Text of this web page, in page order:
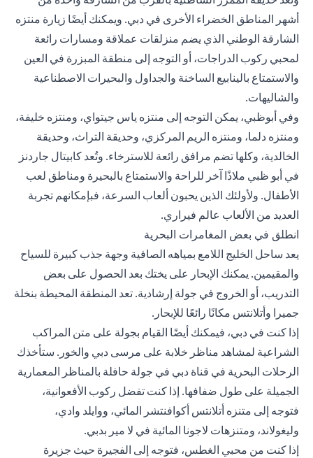
أشهر المناطق الخضراء الأخرى في دبي. ويمكنك أيضًا زيارة منتزه
الشارقة الوطني الذي يضم منزلقات عملاقة ومسارات رائعة
لمحبي ركوب الدراجات، أو التوجه إلى منطقة المبزرة في العين
والاستمتاع بالينابيع الساخنة والجداول والبحيرات الاصطناعية
والشاليهات.
وفي أبوظبي، يمكن التوجه إلى منتزه ياس جيتواي، ومنتزه خليفة،
ومنتزه دلما، ومنتزه الريم المركزي، وحديقة التراث، وحديقة
الخالدية، وكلها تضم مرافق رائعة للاسترخاء. وتُعد كابيتال جاردنز
في أبو ظبي ملاذًا آخر للراحة والاستمتاع بالبحيرة ومناطق لعب
الأطفال. ولأولئك الذين يحبون ألعاب السرعة، فبإمكانهم تجربة
العديد من الألعاب عالم فيراري.
انطلق في بعض المغامرات البحرية
يعد ساحل الخليج اللامع بمياهه الصافية وجهة جذب كبيرة للسياح
والمقيمين. يمكنك الإبحار على يختك بعد الحصول على بعض
التدريب، أو الخروج في جولة إرشادية. تعد المنطقة المحيطة بنخلة
جميرا وأتلانتس مكانًا رائعًا للإبحار.
إذا كنت في دبي، فيمكنك أيضًا القيام بجولة على متن المراكب
الشراعية لمشاهد مناظر خلابة على مرسى دبي والخور. ستأخذك
الرحلات البحرية في قناة دبي في جولة حافلة بالمناظر المعمارية
الجميلة على طول ضفافها. إذا كنت تفضل ركوب الأفعوانية،
فتوجه إلى متنزه أتلانتس أكوافنتشر المائي، ووايلد وادي،
وليغولاند، ومتنزهات لاجونا المائية في لا مير بدبي.
إذا كنت من محبي الغطس، فتوجه إلى الفجيرة حيث جزيرة